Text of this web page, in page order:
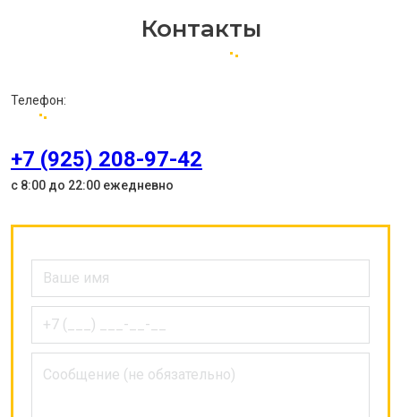
Контакты
Телефон:
+7 (925) 208-97-42
с 8:00 до 22:00 ежедневно